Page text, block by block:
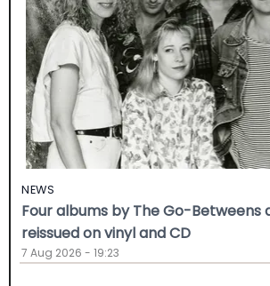
NEWS
Four albums by The Go-Betweens
reissued on vinyl and CD
7 Aug 2026 - 19:23